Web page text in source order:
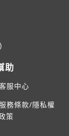
助
服中心
服務條款/隱私權
策